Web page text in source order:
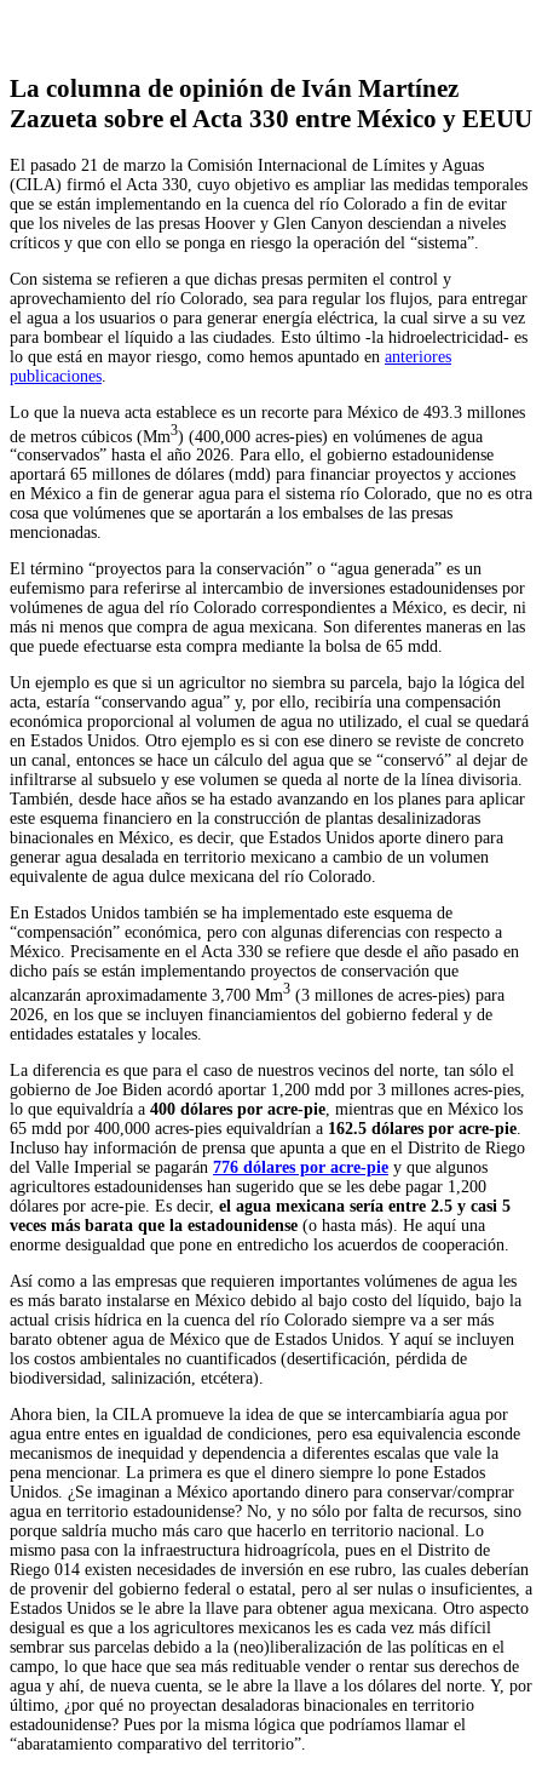
La columna de opinión de Iván Martínez
Zazueta sobre el Acta 330 entre México y EEUU
El pasado 21 de marzo la Comisión Internacional de Límites y Aguas
(CILA) firmó el Acta 330, cuyo objetivo es ampliar las medidas temporales
que se están implementando en la cuenca del río Colorado a fin de evitar
que los niveles de las presas Hoover y Glen Canyon desciendan a niveles
críticos y que con ello se ponga en riesgo la operación del “sistema”.
Con sistema se refieren a que dichas presas permiten el control y
aprovechamiento del río Colorado, sea para regular los flujos, para entregar
el agua a los usuarios o para generar energía eléctrica, la cual sirve a su vez
para bombear el líquido a las ciudades. Esto último -la hidroelectricidad- es
lo que está en mayor riesgo, como hemos apuntado en anteriores
publicaciones
Lo que la nueva acta establece es un recorte para México de 493.3 millones
de metros cúbicos (Mm3) (400,000 acres-pies) en volúmenes de agua
“conservados” hasta el año 2026. Para ello, el gobierno estadounidense
aportará 65 millones de dólares (mdd) para financiar proyectos y acciones
en México a fin de generar agua para el sistema río Colorado, que no es otra
cosa que volúmenes que se aportarán a los embalses de las presas
mencionadas.
El término “proyectos para la conservación” o “agua generada” es un
eufemismo para referirse al intercambio de inversiones estadounidenses por
volúmenes de agua del río Colorado correspondientes a México, es decir, ni
más ni menos que compra de agua mexicana. Son diferentes maneras en las
que puede efectuarse esta compra mediante la bolsa de 65 mdd.
Un ejemplo es que si un agricultor no siembra su parcela, bajo la lógica del
acta, estaría “conservando agua” y, por ello, recibiría una compensación
económica proporcional al volumen de agua no utilizado, el cual se quedará
en Estados Unidos. Otro ejemplo es si con ese dinero se reviste de concreto
un canal, entonces se hace un cálculo del agua que se “conservó” al dejar de
infiltrarse al subsuelo y ese volumen se queda al norte de la línea divisoria.
También, desde hace años se ha estado avanzando en los planes para aplicar
este esquema financiero en la construcción de plantas desalinizadoras
binacionales en México, es decir, que Estados Unidos aporte dinero para
generar agua desalada en territorio mexicano a cambio de un volumen
equivalente de agua dulce mexicana del río Colorado.
En Estados Unidos también se ha implementado este esquema de
“compensación” económica, pero con algunas diferencias con respecto a
México. Precisamente en el Acta 330 se refiere que desde el año pasado en
dicho país se están implementando proyectos de conservación que
alcanzarán aproximadamente 3,700 Mm3 (3 millones de acres-pies) para
2026, en los que se incluyen financiamientos del gobierno federal y de
entidades estatales y locales.
La diferencia es que para el caso de nuestros vecinos del norte, tan sólo el
gobierno de Joe Biden acordó aportar 1,200 mdd por 3 millones acres-pies,
lo que equivaldría a 400 dólares por acre-pie , mientras que en México los
65 mdd por 400,000 acres-pies equivaldrían a 162.5 dólares por acre-pie
Incluso hay información de prensa que apunta a que en el Distrito de Riego
del Valle Imperial se pagarán 776 dólares por acre-pie y que algunos
agricultores estadounidenses han sugerido que se les debe pagar 1,200
dólares por acre-pie. Es decir, el agua mexicana sería entre 2.5 y casi 5
veces más barata que la estadounidense (o hasta más). He aquí una
enorme desigualdad que pone en entredicho los acuerdos de cooperación.
Así como a las empresas que requieren importantes volúmenes de agua les
es más barato instalarse en México debido al bajo costo del líquido, bajo la
actual crisis hídrica en la cuenca del río Colorado siempre va a ser más
barato obtener agua de México que de Estados Unidos. Y aquí se incluyen
los costos ambientales no cuantificados (desertificación, pérdida de
biodiversidad, salinización, etcétera).
Ahora bien, la CILA promueve la idea de que se intercambiaría agua por
agua entre entes en igualdad de condiciones, pero esa equivalencia esconde
mecanismos de inequidad y dependencia a diferentes escalas que vale la
pena mencionar. La primera es que el dinero siempre lo pone Estados
Unidos. ¿Se imaginan a México aportando dinero para conservar/comprar
agua en territorio estadounidense? No, y no sólo por falta de recursos, sino
porque saldría mucho más caro que hacerlo en territorio nacional. Lo
mismo pasa con la infraestructura hidroagrícola, pues en el Distrito de
Riego 014 existen necesidades de inversión en ese rubro, las cuales deberían
de provenir del gobierno federal o estatal, pero al ser nulas o insuficientes, a
Estados Unidos se le abre la llave para obtener agua mexicana. Otro aspecto
desigual es que a los agricultores mexicanos les es cada vez más difícil
sembrar sus parcelas debido a la (neo)liberalización de las políticas en el
campo, lo que hace que sea más redituable vender o rentar sus derechos de
agua y ahí, de nueva cuenta, se le abre la llave a los dólares del norte. Y, por
último, ¿por qué no proyectan desaladoras binacionales en territorio
estadounidense? Pues por la misma lógica que podríamos llamar el
“abaratamiento comparativo del territorio”.